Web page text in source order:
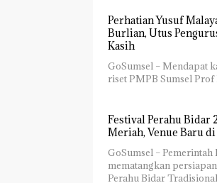
Perhatian Yusuf
Burlian, Utus
Kasih
GoSumsel – Mendapat
riset PMPB Sumsel
Festival Perahu Bidar
Meriah, Venue Baru
GoSumsel – Pemerintah
mematangkan
Perahu Bidar